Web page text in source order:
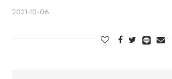
2021-10-06